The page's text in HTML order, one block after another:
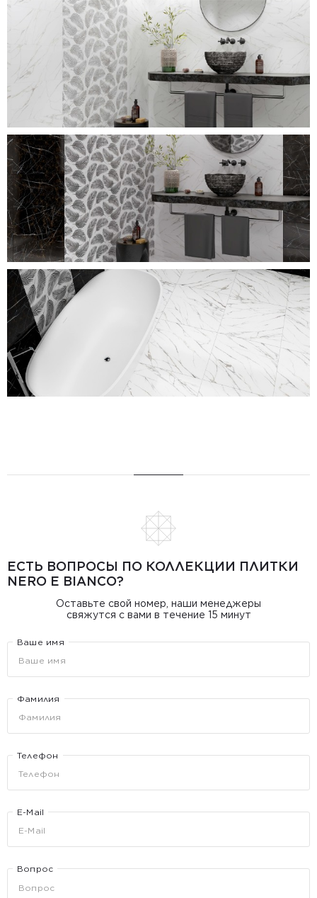
ЕСТЬ ВОПРОСЫ ПО КОЛЛЕКЦИИ ПЛИТКИ
NERO E BIANCO?
Оставьте свой номер, наши менеджеры
свяжутся с вами в течение 15 минут
Ваше имя
Фамилия
Телефон
E-Mail
Вопрос